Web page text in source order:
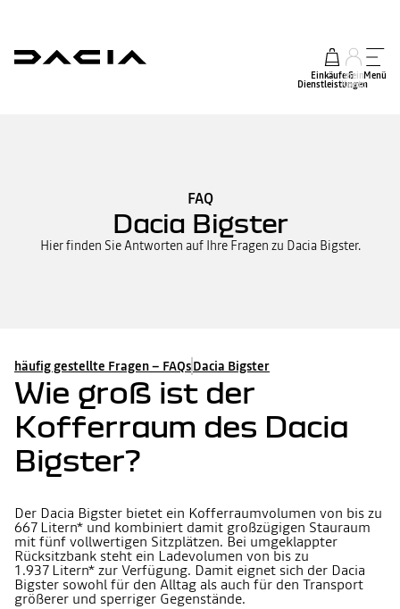
Einkäufe &
Dienstleistungen
mein
Konto
Menü
FAQ
Dacia Bigster
Hier finden Sie Antworten auf Ihre Fragen zu Dacia Bigster.
häufig gestellte Fragen – FAQsDacia Bigster
Wie groß ist der
Kofferraum des Dacia
Bigster?
Der Dacia Bigster bietet ein Kofferraumvolumen von bis zu
667 Litern* und kombiniert damit großzügigen Stauraum
mit fünf vollwertigen Sitzplätzen. Bei umgeklappter
Rücksitzbank steht ein Ladevolumen von bis zu
1.937 Litern* zur Verfügung. Damit eignet sich der Dacia
Bigster sowohl für den Alltag als auch für den Transport
größerer und sperriger Gegenstände.